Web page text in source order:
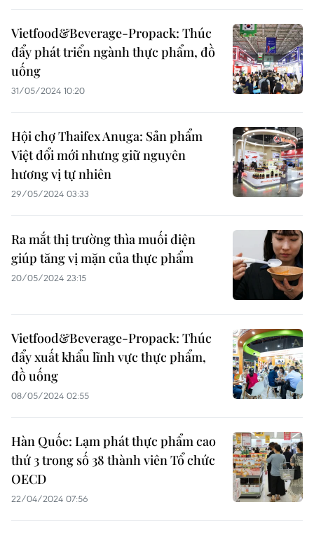
Vietfood&Beverage-Propack: Thúc
đẩy phát triển ngành thực phẩm, đồ
uống
31/05/2024 10:20
Hội chợ Thaifex Anuga: Sản phẩm
Việt đổi mới nhưng giữ nguyên
hương vị tự nhiên
29/05/2024 03:33
Ra mắt thị trường thìa muối điện
giúp tăng vị mặn của thực phẩm
20/05/2024 23:15
Vietfood&Beverage-Propack: Thúc
đẩy xuất khẩu lĩnh vực thực phẩm,
đồ uống
08/05/2024 02:55
Hàn Quốc: Lạm phát thực phẩm cao
thứ 3 trong số 38 thành viên Tổ chức
OECD
22/04/2024 07:56